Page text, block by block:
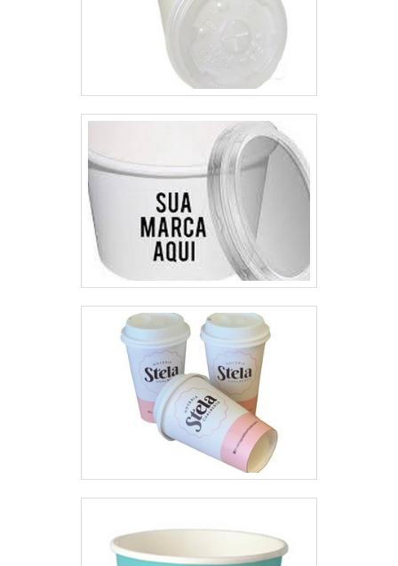
plásticas flexíveis. A empresa
objetiva sempre a melhor opção
para o cliente final.QUALIDADE
COMPROVADA NO
Araken é possível encontrar o
que há de melhor em fabricação
de embalagens plásticas
flexíveis. Sempre de olho no
mercado, traz novidades em
itens como saco alto clave e saco
para acondicionamento de
resíduos infectantes com ótima
qualidade e assertividade.Para
tal sucesso, a empresa investiu
em profissionais competentes e
em equipamentos inovadores. A
Plásticos Araken é uma empresa
que tem despontado no
segmento pela idoneidade em
tudo que faz onde garante o